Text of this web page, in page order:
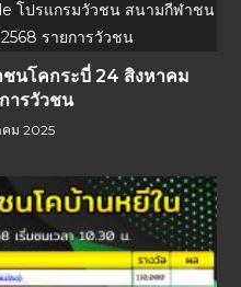
นโคกระบี่ 24 สิงหาคม
ารวัวชน
คม 2025